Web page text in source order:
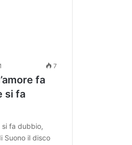
7
fa
si fa
si fa dubbio,
Suono il disco